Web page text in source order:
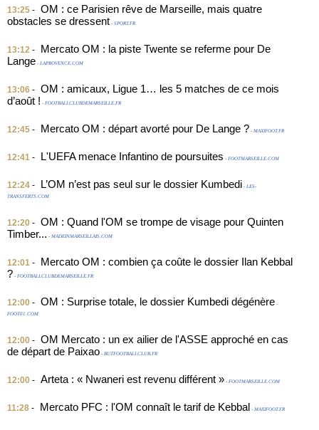
13:25 - OM : ce Parisien rêve de Marseille, mais quatre
obstacles se dressent - SPORT.FR
13:12 -
Mercato OM : la piste Twente se referme pour De
Lange - LAPROVENCE.COM
13:06 - OM : amicaux, Ligue 1… les 5 matches de ce mois
d’août ! - FOOTBALLCLUBDEMARSEILLE.FR
12:45 - Mercato OM : départ avorté pour De Lange ? - MAXIFOOT.FR
12:41 - L'UEFA menace Infantino de poursuites - FOOTMARSEILLE.COM
12:24 - L’OM n’est pas seul sur le dossier Kumbedi - LES-
TRANSFERTS.COM
12:20 - OM : Quand l'OM se trompe de visage pour Quinten
Timber... - MADEINMARSEILLAIS.COM
12:01 -
Mercato OM : combien ça coûte le dossier Ilan Kebbal
? - FOOTBALLCLUBDEMARSEILLE.FR
12:00 - OM : Surprise totale, le dossier Kumbedi dégénère -
FOOT01.COM
12:00 - OM Mercato : un ex ailier de l'ASSE approché en cas
de départ de Paixao - BUTFOOTBALLCLUB.FR
12:00 - Arteta : « Nwaneri est revenu différent » - FOOTMARSEILLE.COM
11:28 - Mercato PFC : l'OM connaît le tarif de Kebbal - MAXIFOOT.FR